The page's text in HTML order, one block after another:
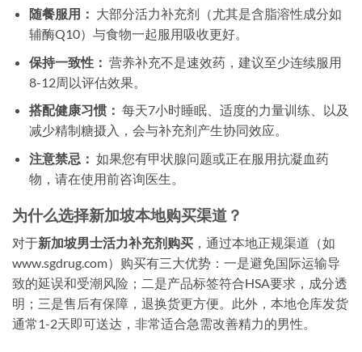
随餐服用： 大部分活力补充剂（尤其是含脂溶性成分如
辅酶Q10）与食物一起服用吸收更好。
保持一致性： 营养补充不是速效药，建议至少连续服用
8-12周以评估效果。
搭配健康习惯： 每天7小时睡眠、适度的力量训练、以及
减少精制糖摄入，会与补充剂产生协同效应。
注意禁忌： 如果您有甲状腺问题或正在服用抗凝血药
物，请在使用前咨询医生。
为什么选择新加坡本地购买渠道？
对于新加坡男士活力补充剂购买 ，通过本地正规渠道（如
www.sgdrug.com）购买有三大优势：一是避免国际运输导
致的延误和受潮风险；二是产品标签符合HSA要求，成分透
明；三是售后有保障，退换货更方便。此外，本地仓库发货
通常1-2天即可送达，非常适合急需改善精力的男性。